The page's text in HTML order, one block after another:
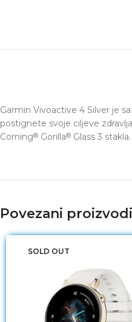
Garmin Vivoactive 4 Silver je
postignete svoje ciljeve
Corning® Gorilla® Glass 3 stakla.
Povezani proizvodi
SOLD OUT